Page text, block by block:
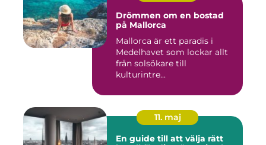
Drömmen om en bostad
på Mallorca
Mallorca är ett paradis i
Medelhavet som lockar allt
från solsökare till
kulturintre...
11. maj
En guide till att välja rätt